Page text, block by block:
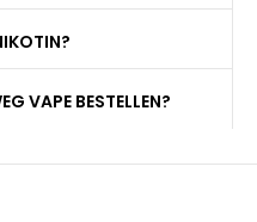
VAPE BESTELLEN?